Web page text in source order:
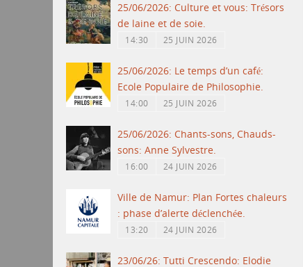
25/06/2026: Culture et vous: Trésors
de laine et de soie.
14:30 25 JUIN 2026
25/06/2026: Le temps d’un café:
Ecole Populaire de Philosophie.
14:00 25 JUIN 2026
25/06/2026: Chants-sons, Chauds-
sons: Anne Sylvestre.
16:00 24 JUIN 2026
Ville de Namur: Plan Fortes chaleurs
: phase d’alerte déclenchée.
13:20 24 JUIN 2026
23/06/26: Tutti Crescendo: Elodie